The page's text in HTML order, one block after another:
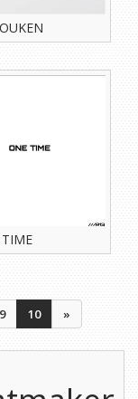
9 10 »